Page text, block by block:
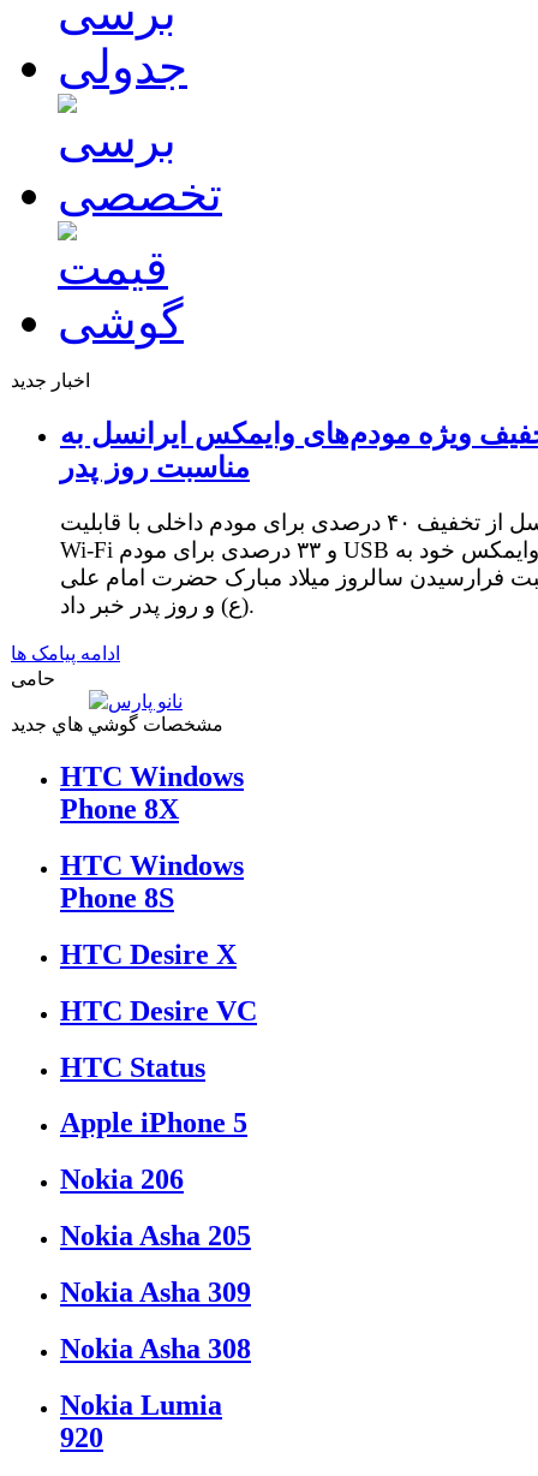
اخبار جدید
ویژه مودم‌های وایمکس ایرانسل به
مناسبت روز پدر
ایرانسل از تخفیف ۴۰ درصدی برای مودم داخلی با قابلیت
Wi-Fi و ۳۳ درصدی برای مودم USB وایمکس خود به
فرارسیدن سالروز میلاد مبارک حضرت امام علی
(ع) و روز پدر خبر داد.
ادامه پیامک ها
حامی
مشخصات گوشي هاي جديد
HTC Windows
Phone 8X
HTC Windows
Phone 8S
HTC Desire X
HTC Desire VC
HTC Status
Apple iPhone 5
Nokia 206
Nokia Asha 205
Nokia Asha 309
Nokia Asha 308
Nokia Lumia
920